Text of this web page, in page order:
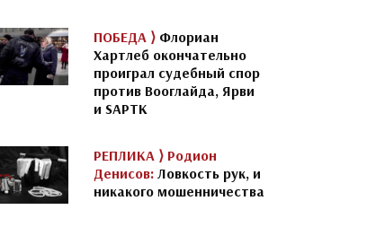
ПОБЕДА ⟩ Флориан
Хартлеб окончательно
проиграл судебный спор
против Вооглайда, Ярви
и SAPTK
РЕПЛИКА ⟩ Родион
Денисов: Ловкость рук, и
никакого мошенничества